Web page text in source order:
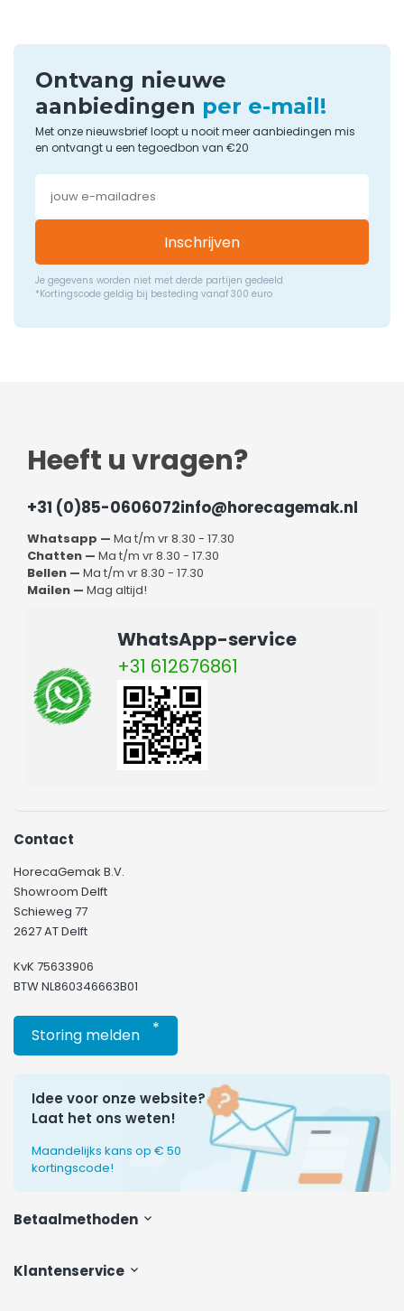
Ontvang nieuwe
aanbiedingen per e-mail!
Met onze nieuwsbrief loopt u nooit meer aanbiedingen mis
en ontvangt u een tegoedbon van €20
Inschrijven
Je gegevens worden niet met derde partijen gedeeld
*Kortingscode geldig bij besteding vanaf 300 euro
Heeft u vragen?
+31 (0)85-0606072info@horecagemak.nl
Whatsapp — Ma t/m vr 8.30 - 17.30
Chatten — Ma t/m vr 8.30 - 17.30
Bellen — Ma t/m vr 8.30 - 17.30
Mailen — Mag altijd!
WhatsApp-service
+31 612676861
Klantenservice
Contact
HorecaGemak B.V.
Showroom Delft
Schieweg 77
2627 AT Delft
KvK 75633906
BTW NL860346663B01
Storing melden *
Idee voor onze website?
Laat het ons weten!
Maandelijks kans op € 50
kortingscode!
Betaalmethoden